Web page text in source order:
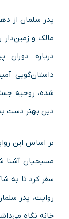
پدر سلمان از
مالک و
درباره
داستان‌گویی
شده، روحیه
دین بهتر دست
بر اساس این
مسیحیان آشنا
سفر کرد تا به
روایت، پدر
خانه نگاه